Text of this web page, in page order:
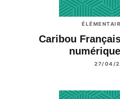
Caribou
27/04/